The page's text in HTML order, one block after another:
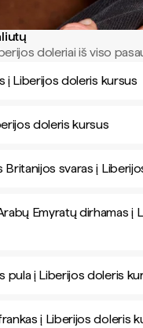
doleriai iš viso
į Liberijos doleris kursus
doleris kursus
Britanijos svaras į
Emyratų dirhamas į
pula į Liberijos doleris
į Liberijos doleris